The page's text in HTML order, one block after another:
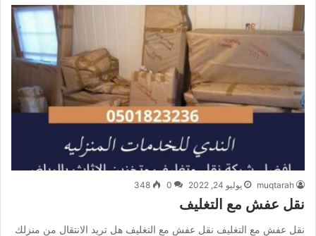
muqtarah يوليو 24, 2022 0
348
نقل عفش مع التغليف
نقل عفش مع التغليف نقل عفش مع التغليف هل تريد الانتقال من منزلك